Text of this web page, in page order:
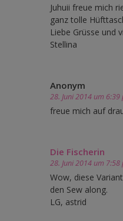
Juhuii freue mich
ganz tolle
Liebe Grüsse und
Stellina
Anonym
28. Juni 2014 um 6:39
freue mich auf
Die Fischerin
28. Juni 2014 um 7:58
Wow, diese
den Sew along.
LG, astrid